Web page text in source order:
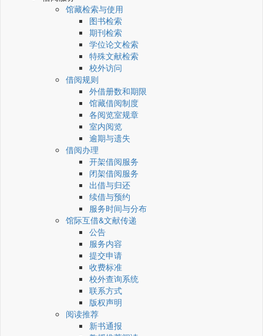
馆藏检索与使用
图书检索
期刊检索
学位论文检索
特殊文献检索
校外访问
借阅规则
外借册数和期限
馆藏借阅制度
各阅览室规章
室内阅览
逾期与遗失
借阅办理
开架借阅服务
闭架借阅服务
出借与归还
续借与预约
服务时间与分布
馆际互借&文献传递
公告
服务内容
提交申请
收费标准
校外查询系统
联系方式
版权声明
阅读推荐
新书通报